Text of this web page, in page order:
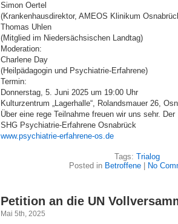
Simon Oertel
(Krankenhausdirektor, AMEOS Klinikum
Thomas Uhlen
(Mitglied im Niedersächsischen Landtag)
Moderation:
Charlene Day
(Heilpädagogin und Psychiatrie-Erfahrene)
Termin:
Donnerstag, 5. Juni 2025 um 19:00 Uhr
Kulturzentrum „Lagerhalle“, Rolandsmauer 26,
Über eine rege Teilnahme freuen wir uns sehr.
SHG Psychiatrie-Erfahrene Osnabrück
www.psychiatrie-erfahrene-os.de
Tags: Trialog
Posted in Betroffene No
Petition an die UN
Mai 5th, 2025